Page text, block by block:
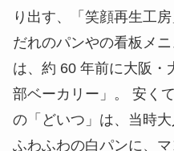
り出す、「笑顔再生工房
だれのパンやの看板メ
は、約 60 年前に大阪・
部ベーカリー」。 安く
の「どいつ」は、当時大
ふわふわの白パンに、